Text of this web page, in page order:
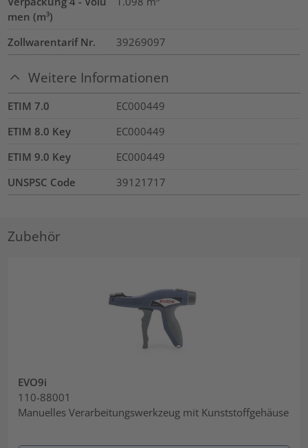
men (m³)
Zollwarentarif Nr. 39269097
Weitere Informationen
ETIM 7.0
EC000449
ETIM 8.0 Key
EC000449
ETIM 9.0 Key
EC000449
UNSPSC Code
39121717
Zubehör
EVO9i
110-88001
Manuelles Verarbeitungswerkzeug mit Kunststoffgehäuse